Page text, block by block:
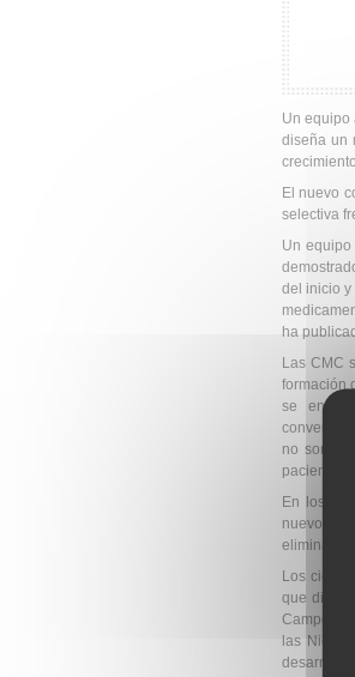
Un equipo
diseña un
El nuevo
selectiva
Un
del inicio y
ha
Las CMC
formación
se
no son
pacientes
En los
nuevos
Los
que dirige
Campos,
las
desarrollo